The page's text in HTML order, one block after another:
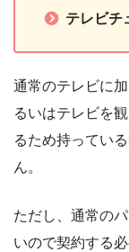
テレビチ
通常のテレビに
るいはテレビを
るため持ってい
ん。
ただし、通常の
いので契約する